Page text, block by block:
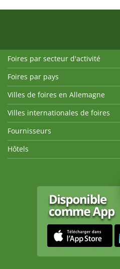
Foires par secteur d'activité
Foires par pays
Villes de foires en Allemagne
Villes internationales de foires
Fournisseurs
Hôtels